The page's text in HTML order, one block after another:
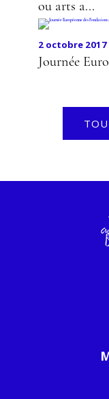
ou arts a...
2 octobre 2017
Journée